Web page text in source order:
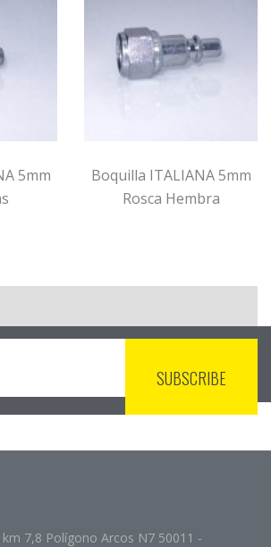
5mm
Boquilla ITALIANA 5mm
Rosca Hembra
7,8 Polígono Arcos N7 50011 -